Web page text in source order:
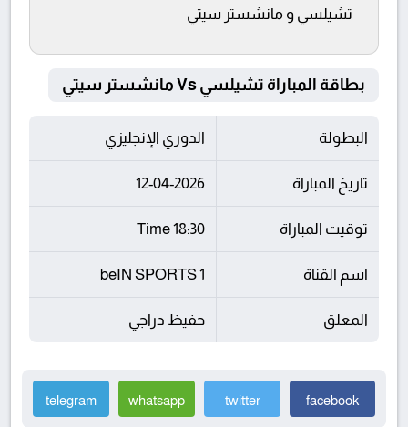
تشيلسي و مانشستر سيتي
بطاقة المباراة تشيلسي Vs مانشستر سيتي
البطولة الدوري الإنجليزي
تاريخ المباراة 12-04-2026
توقيت المباراة 18:30 Time
اسم القناة beIN SPORTS 1
المعلق حفيظ دراجي
facebook
twitter
whatsapp
telegram